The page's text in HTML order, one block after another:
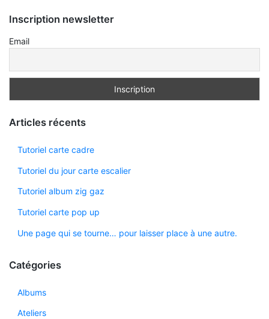
Inscription newsletter
Email
Articles récents
Tutoriel carte cadre
Tutoriel du jour carte escalier
Tutoriel album zig gaz
Tutoriel carte pop up
Une page qui se tourne… pour laisser place à une autre.
Catégories
Albums
Ateliers